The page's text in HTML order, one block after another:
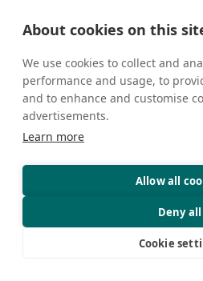
About cookies on this
We use cookies to collect and
performance and usage, to
and to enhance and customise
advertisements.
Learn more
Allow all
Deny all
Cookie
ติดต่อเรา
Dava Private House, เลขที่ 8 ถ
inquiry@greattibettour.com
เชื่อมต่อกับเรา